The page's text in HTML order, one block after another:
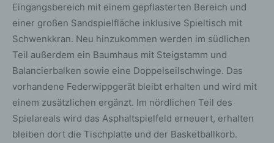
Eingangsbereich mit einem gepflasterten Bereich und
einer großen Sandspielfläche inklusive Spieltisch mit
Schwenkkran. Neu hinzukommen werden im südlichen
Teil außerdem ein Baumhaus mit Steigstamm und
Balancierbalken sowie eine Doppelseilschwinge. Das
vorhandene Federwippgerät bleibt erhalten und wird mit
einem zusätzlichen ergänzt. Im nördlichen Teil des
Spielareals wird das Asphaltspielfeld erneuert, erhalten
bleiben dort die Tischplatte und der Basketballkorb.